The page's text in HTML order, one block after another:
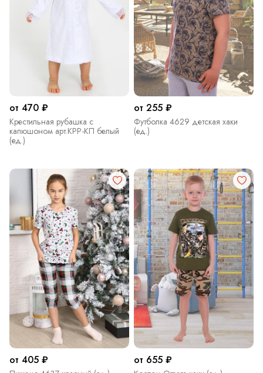
от 470 ₽
Крестильная рубашка с
капюшоном арт.КРР-КП белый
(ед.)
от 255 ₽
Футболка 4629 детская хаки
(ед.)
от 405 ₽ от 655 ₽